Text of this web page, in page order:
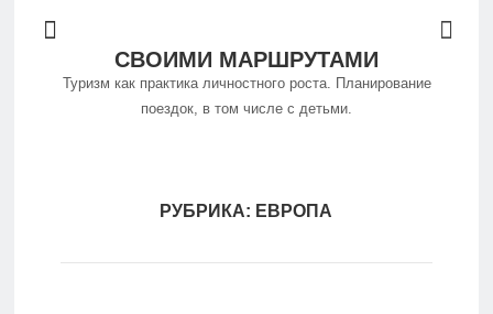
СВОИМИ МАРШРУТАМИ
Туризм как практика личностного роста. Планирование
поездок, в том числе с детьми.
РУБРИКА: ЕВРОПА